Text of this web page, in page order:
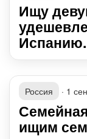
Ищу
Испанию.
Россия · 1
ищим